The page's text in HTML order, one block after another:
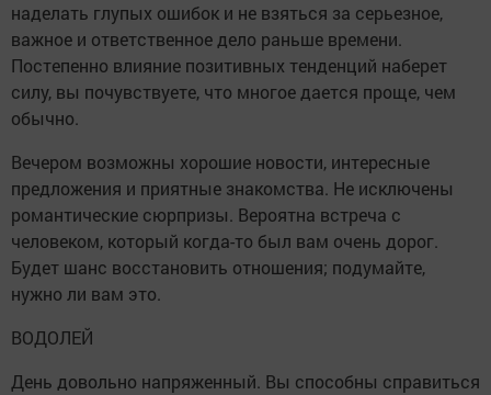
наделать глупых ошибок и не взяться за серьезное,
важное и ответственное дело раньше времени.
Постепенно влияние позитивных тенденций наберет
силу, вы почувствуете, что многое дается проще, чем
обычно.
Вечером возможны хорошие новости, интересные
предложения и приятные знакомства. Не исключены
романтические сюрпризы. Вероятна встреча с
человеком, который когда-то был вам очень дорог.
Будет шанс восстановить отношения; подумайте,
нужно ли вам это.
ВОДОЛЕЙ
День довольно напряженный. Вы способны справиться